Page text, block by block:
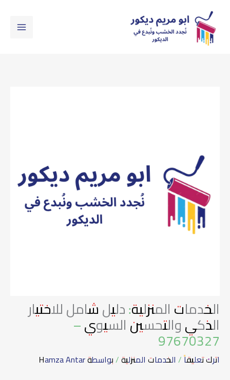
المحتوى
الخدمات المنزلية: دليل شامل للاختيار
الذكي والتحسين السيوي –
97670327
اترك تعليقاً/ الخدمات المنزلية/ بواسطةHamza Antar